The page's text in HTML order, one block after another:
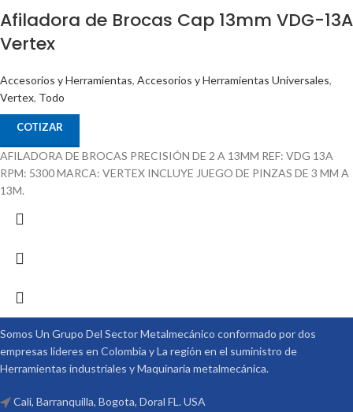
Afiladora de Brocas Cap 13mm VDG-13A
Vertex
Accesorios y Herramientas, Accesorios y Herramientas Universales,
Vertex, Todo
COTIZAR
AFILADORA DE BROCAS PRECISIÓN DE 2 A 13MM REF: VDG 13A
RPM: 5300 MARCA: VERTEX INCLUYE JUEGO DE PINZAS DE 3 MM A
13M.
Somos Un Grupo Del Sector Metalmecánico conformado por dos
empresas lideres en Colombia y La región en el suministro de
Herramientas industriales y Maquinaria metalmecánica.
Cali, Barranquilla, Bogota, Doral FL. USA